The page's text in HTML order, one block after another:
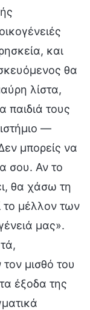
και
θα
λίστα,
παιδιά τους
—
μπορείς να
σου. Αν το
θα χάσω τη
το μέλλον των
μας».
μισθό του
έξοδα της